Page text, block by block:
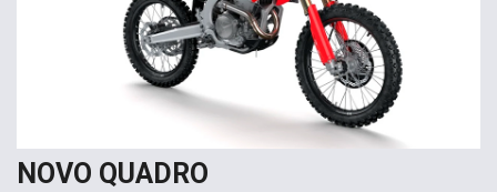
NOVO QUADRO